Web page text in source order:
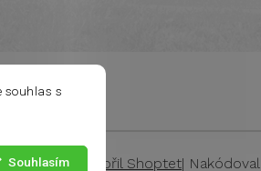
souhlas s
Souhlasím Vytvořil Shoptet| Nakódoval